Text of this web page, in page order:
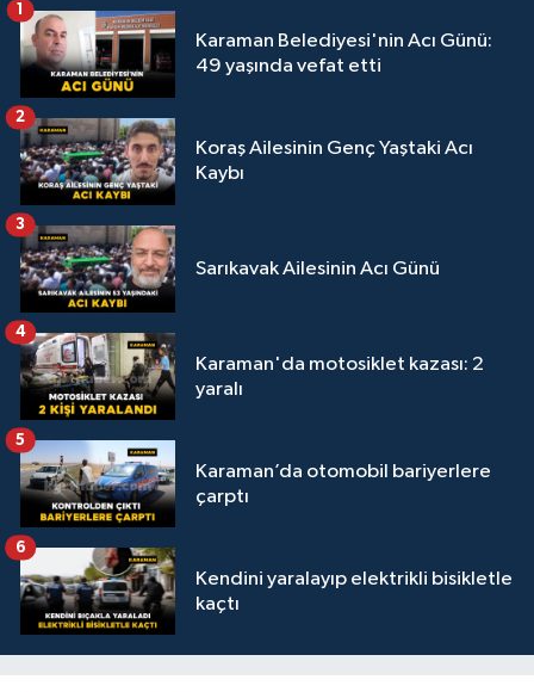
Karaman Belediyesi'nin Acı Günü:
49 yaşında vefat etti
1
Koraş Ailesinin Genç Yaştaki Acı
Kaybı
2
Sarıkavak Ailesinin Acı Günü
3
Karaman'da motosiklet kazası: 2
yaralı
4
Karaman’da otomobil bariyerlere
çarptı
5
Kendini yaralayıp elektrikli bisikletle
kaçtı
6